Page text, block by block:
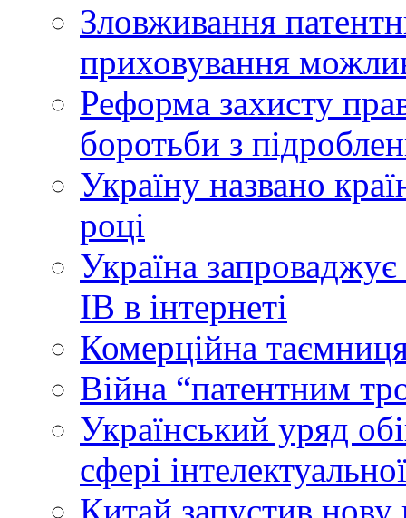
Зловживання
приховування
Реформа захисту
боротьби з
Україну названо
році
Україна
ІВ в інтернеті
Комерційна
Війна “патентним
Український уряд
сфері
Китай запустив